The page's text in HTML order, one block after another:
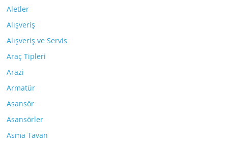
Aletler
Alışveriş
Alışveriş ve Servis
Araç Tipleri
Arazi
Armatür
Asansör
Asansörler
Asma Tavan